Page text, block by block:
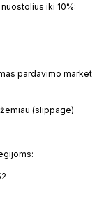
iki 10%:
pardavimo market
(slippage)